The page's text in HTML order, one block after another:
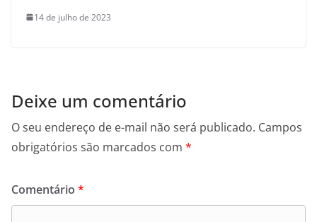
14 de julho de 2023
Deixe um comentário
O seu endereço de e-mail não será publicado. Campos
obrigatórios são marcados com *
Comentário *